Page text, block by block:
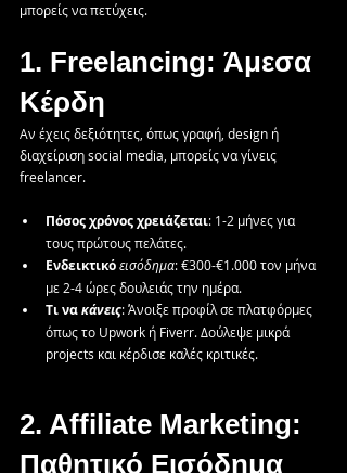
μπορείς να πετύχεις.
1. Freelancing: Άμεσα
Κέρδη
Αν έχεις δεξιότητες, όπως γραφή, design ή
διαχείριση social media, μπορείς να γίνεις
freelancer.
Πόσοςχρόνοςχρειάζεται: 1-2 μήνες για
τους πρώτους πελάτες.
Ενδεικτικόεισόδημα: €300-€1.000 τον μήνα
με 2-4 ώρες δουλειάς την ημέρα.
Τινακάνεις: Άνοιξε προφίλ σε πλατφόρμες
όπως το Upwork ή Fiverr. Δούλεψε μικρά
projects και κέρδισε καλές κριτικές.
2. Affiliate Marketing:
Παθητικό Εισόδημα